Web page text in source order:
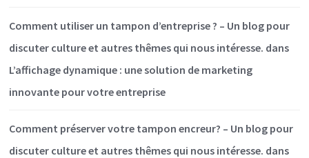
Comment utiliser un tampon d’entreprise ? – Un blog pour
discuter culture et autres thêmes qui nous intéresse. dans
L’affichage dynamique : une solution de marketing
innovante pour votre entreprise
Comment préserver votre tampon encreur? – Un blog pour
discuter culture et autres thêmes qui nous intéresse. dans